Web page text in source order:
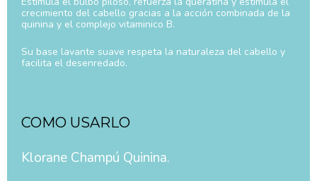
crecimiento del cabello gracias a la acción combinada de la
quinina y el complejo vitaminico B.
Su base lavante suave respeta la naturaleza del cabello y
facilita el desenredado.
COMO USARLO
Klorane Champú Quinina.